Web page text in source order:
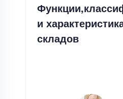
и
складов